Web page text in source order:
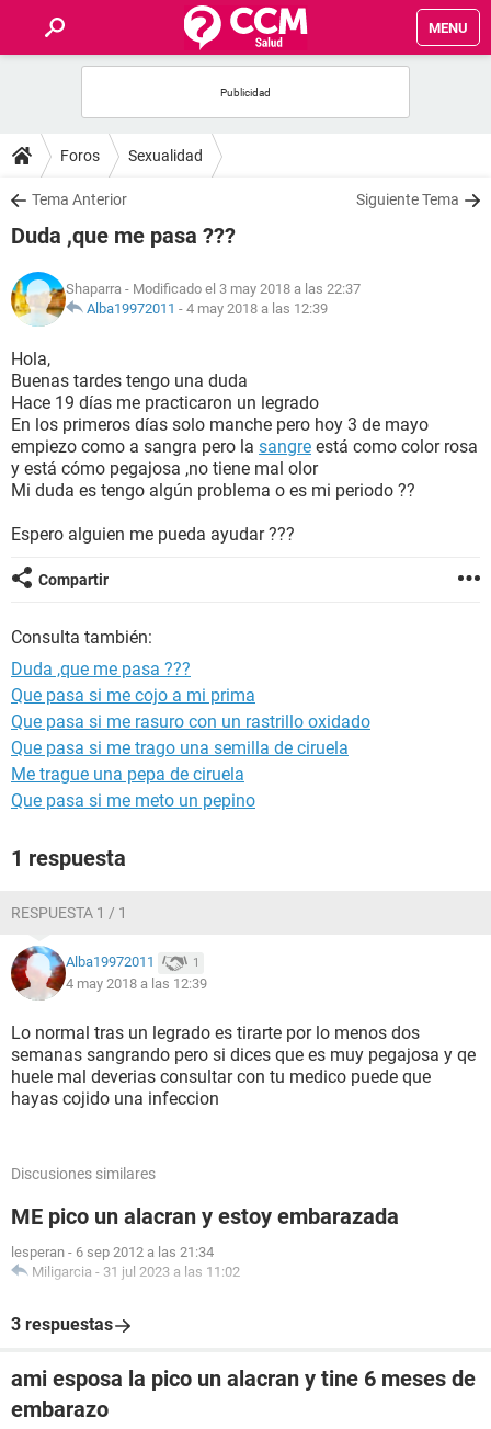
MENU
FOROS
SALUD
FAMILIA
NUTRICIÓN
BIENESTAR
SEXUALIDAD
GLOSARIO
Foros Sexualidad
Tema Anterior Siguiente Tema
Duda ,que me pasa ???
Shaparra - Modificado el 3 may 2018 a las 22:37
Alba19972011 - 4 may 2018 a las 12:39
Hola,
Buenas tardes tengo una duda
Hace 19 días me practicaron un legrado
En los primeros días solo manche pero hoy 3 de mayo
empiezo como a sangra pero la sangre está como color rosa
y está cómo pegajosa ,no tiene mal olor
Mi duda es tengo algún problema o es mi periodo ??
Espero alguien me pueda ayudar ???
Compartir
Consulta también:
Duda ,que me pasa ???
Que pasa si me cojo a mi prima
Que pasa si me rasuro con un rastrillo oxidado
Que pasa si me trago una semilla de ciruela
Me trague una pepa de ciruela
Que pasa si me meto un pepino
1 respuesta
RESPUESTA 1 / 1
Alba19972011 1
4 may 2018 a las 12:39
Lo normal tras un legrado es tirarte por lo menos dos
semanas sangrando pero si dices que es muy pegajosa y qe
huele mal deverias consultar con tu medico puede que
hayas cojido una infeccion
Discusiones similares
ME pico un alacran y estoy embarazada
lesperan - 6 sep 2012 a las 21:34
Miligarcia - 31 jul 2023 a las 11:02
3 respuestas
ami esposa la pico un alacran y tine 6 meses de
embarazo